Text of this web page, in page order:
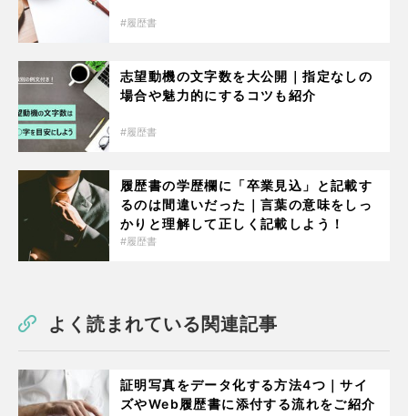
履歴書
志望動機の文字数を大公開｜指定なしの
場合や魅力的にするコツも紹介
履歴書
履歴書の学歴欄に「卒業見込」と記載す
るのは間違いだった｜言葉の意味をしっ
かりと理解して正しく記載しよう！
履歴書
よく読まれている関連記事
証明写真をデータ化する方法4つ｜サイ
ズやWeb履歴書に添付する流れをご紹介